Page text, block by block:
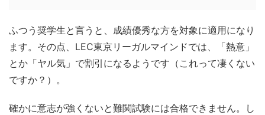
ふつう奨学生と言うと、成績優秀な方を対象に適用になり
ます。その点、LEC東京リーガルマインドでは、「熱意」
とか「ヤル気」で割引になるようです（これって凄くない
ですか？）。
確かに意志が強くないと難関試験には合格できません。し